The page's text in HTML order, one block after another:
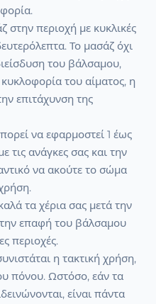
στην περιοχή με κυκλικές
Το μασάζ όχι
του βάλσαμου,
κυκλοφορία του αίματος, η
επιτάχυνση της
να εφαρμοστεί 1 έως
τις ανάγκες σας και την
να ακούτε το σώμα
τα χέρια σας μετά την
επαφή του βάλσαμου
περιοχές.
η τακτική χρήση,
πόνου. Ωστόσο, εάν τα
είναι πάντα